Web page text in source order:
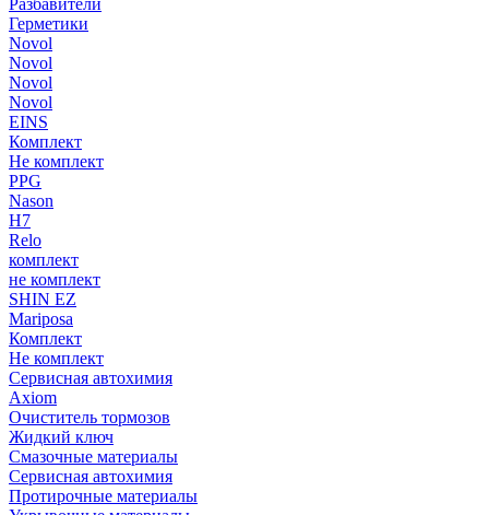
Разбавители
Герметики
Novol
Novol
Novol
Novol
EINS
Комплект
Не комплект
PPG
Nason
H7
Relo
комплект
не комплект
SHIN EZ
Mariposa
Комплект
Не комплект
Сервисная автохимия
Axiom
Очиститель тормозов
Жидкий ключ
Смазочные материалы
Сервисная автохимия
Протирочные материалы